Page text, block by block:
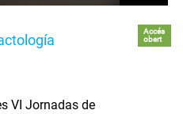
Accés
obert
VI Jornadas de